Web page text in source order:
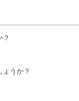
？
うか？